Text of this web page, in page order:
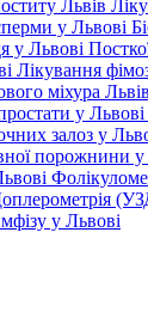
Львів
у Львові
у Львові
Лікування
міхура Львів
у Львові
залоз у
порожнини у
у Львові